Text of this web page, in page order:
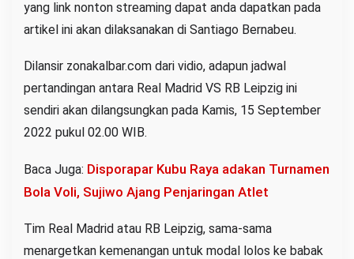
yang link nonton streaming dapat anda dapatkan pada
artikel ini akan dilaksanakan di Santiago Bernabeu.
Dilansir zonakalbar.com dari vidio, adapun jadwal
pertandingan antara Real Madrid VS RB Leipzig ini
sendiri akan dilangsungkan pada Kamis, 15 September
2022 pukul 02.00 WIB.
Baca Juga: Disporapar Kubu Raya adakan Turnamen
Bola Voli, Sujiwo Ajang Penjaringan Atlet
Tim Real Madrid atau RB Leipzig, sama-sama
menargetkan kemenangan untuk modal lolos ke babak